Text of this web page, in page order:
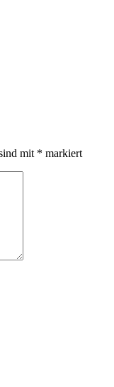
mit * markiert